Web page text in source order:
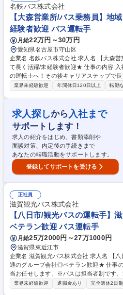
クマネジメントの徹底 ■安全向上・事故削
Iの適正評価 ■行政対応（監査、報告、是
務内容の変更範囲】当社の指定する業務 募集職種 熊本県【バス営業所
長】旅客運送業の拠点運営・スタッフマネ
名鉄バス株式会社
【大森営業所/バス乗務員】地
経験者歓迎 バス運転手
月給22万円～30万円
愛知県名古屋市守山区
企業名 名鉄バス株式会社 求人名 【大森営業所/バス乗務員】地域に根差し
て長く活躍/未経験者歓迎★ 仕事の内容 入社後に研修スタート⇒路線バス
の運転士へ！その後キャリアステップで
す。名古屋駅を発着点とし、仙台～福岡
勤務は有給消化率90％！プライベートも
た約3ヶ月のトレーニングで“運転手デビ
ップによっては夜行バスもございます※
日の流れ】■06:00 出勤、バスの点検、
時間（休憩or一時帰宅)■16:00 乗務再開■21:00 終業 募集職
所/バス乗務員】地域に根差して長く活躍
業界未経験歓迎 年間休日120日以上 転勤
求人探しから 入社まで
サポートします！
求人の紹介をはじめ、書類添削や
面談対策、内定後の手続きまで
あなたの転職活動をサポートします。
登録してサポートを受ける
正社員
滋賀観光バス株式会社
【八日市/観光バスの運転手】
ベテラン歓迎 バス運転手
月給25万2000円～27万1000円
滋賀県東近江市
企業名 滋賀観光バス株式会社 求人名 【八日市/観光バスの運転手】滋賀交
通のグループ会社◎ベテラン歓迎★ 仕事の内容 ■観光バスの運転業務を担
当お任せします。※バスは担当者制です
徒の送迎、一般団体の温泉旅行、日帰り
業界未経験歓迎 退職金あり 完全週休2日制